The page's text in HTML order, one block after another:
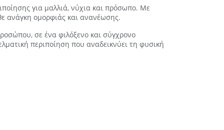
για μαλλιά, νύχια και πρόσωπο. Με
ανάγκη ομορφιάς και ανανέωσης.
σε ένα φιλόξενο και σύγχρονο
περιποίηση που αναδεικνύει τη φυσική